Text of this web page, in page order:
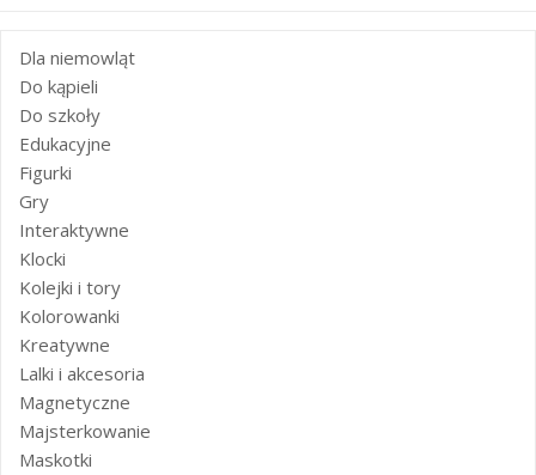
Dla niemowląt
Do kąpieli
Do szkoły
Edukacyjne
Figurki
Gry
Interaktywne
Klocki
Kolejki i tory
Kolorowanki
Kreatywne
Lalki i akcesoria
Magnetyczne
Majsterkowanie
Maskotki